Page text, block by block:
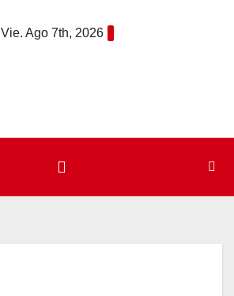
Vie. Ago 7th, 2026